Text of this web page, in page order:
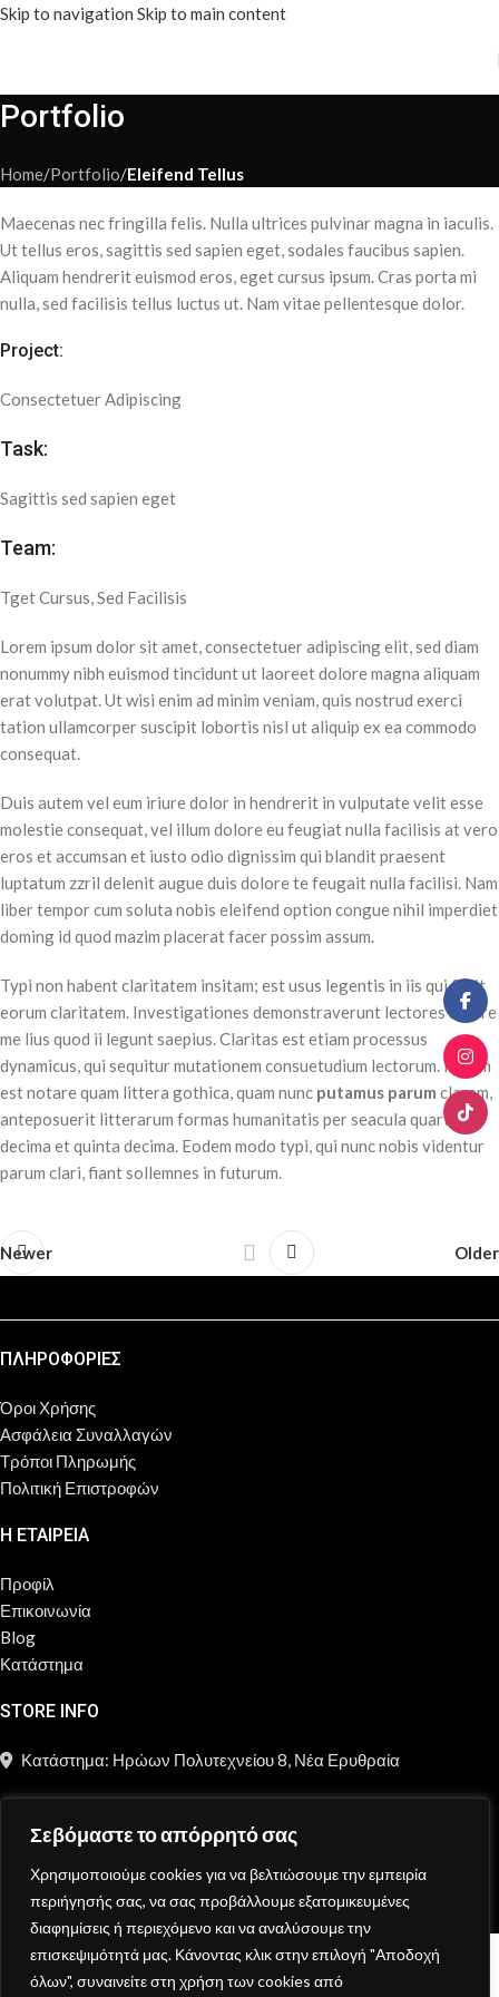
Σεβόμαστε το απόρρητό σας
Χρησιμοποιούμε cookies για να βελτιώσουμε την εμπειρία
περιήγησής σας, να σας προβάλλουμε εξατομικευμένες
διαφημίσεις ή περιεχόμενο και να αναλύσουμε την
επισκεψιμότητά μας. Κάνοντας κλικ στην επιλογή "Αποδοχή
όλων", συναινείτε στη χρήση των cookies από
Skip to navigation Skip to main content
Portfolio
Home/Portfolio/Eleifend Tellus
Maecenas nec fringilla felis. Nulla ultrices pulvinar magna in iaculis.
Ut tellus eros, sagittis sed sapien eget, sodales faucibus sapien.
Aliquam hendrerit euismod eros, eget cursus ipsum. Cras porta mi
nulla, sed facilisis tellus luctus ut. Nam vitae pellentesque dolor.
Project:
Consectetuer Adipiscing
Task:
Sagittis sed sapien eget
Team:
Tget Cursus, Sed Facilisis
Lorem ipsum dolor sit amet, consectetuer adipiscing elit, sed diam
nonummy nibh euismod tincidunt ut laoreet dolore magna aliquam
erat volutpat. Ut wisi enim ad minim veniam, quis nostrud exerci
tation ullamcorper suscipit lobortis nisl ut aliquip ex ea commodo
consequat.
Duis autem vel eum iriure dolor in hendrerit in vulputate velit esse
molestie consequat, vel illum dolore eu feugiat nulla facilisis at vero
eros et accumsan et iusto odio dignissim qui blandit praesent
luptatum zzril delenit augue duis dolore te feugait nulla facilisi. Nam
liber tempor cum soluta nobis eleifend option congue nihil imperdiet
doming id quod mazim placerat facer possim assum.
Typi non habent claritatem insitam; est usus legentis in iis qui facit
eorum claritatem. Investigationes demonstraverunt lectores legere
me lius quod ii legunt saepius. Claritas est etiam processus
dynamicus, qui sequitur mutationem consuetudium lectorum. Mirum
est notare quam littera gothica, quam nunc putamus parum claram,
anteposuerit litterarum formas humanitatis per seacula quarta
decima et quinta decima. Eodem modo typi, qui nunc nobis videntur
parum clari, fiant sollemnes in futurum.
Newer Older
ΠΛΗΡΟΦΟΡΙΕΣ
Όροι Χρήσης
Ασφάλεια Συναλλαγών
Τρόποι Πληρωμής
Πολιτική Επιστροφών
Η ΕΤΑΙΡΕΙΑ
Προφίλ
Επικοινωνία
Blog
Κατάστημα
STORE INFO
Κατάστημα: Ηρώων Πολυτεχνείου 8, Νέα Ερυθραία
info@moncheri.store
Copyright © 2026 Mon Cheri / All rights reserved / Made with
{DE.CO.DE}
Κατάστημα